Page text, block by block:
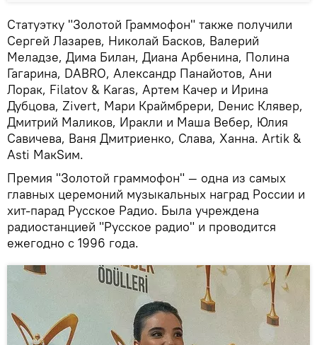
Статуэтку "Золотой Граммофон" также получили
Сергей Лазарев, Николай Басков, Валерий
Меладзе, Дима Билан, Диана Арбенина, Полина
Гагарина, DABRO, Александр Панайотов, Ани
Лорак, Filatov & Karas, Артем Качер и Ирина
Дубцова, Zivert, Мари Краймбрери, Dенис Клявер,
Дмитрий Маликов, Иракли и Маша Вебер, Юлия
Савичева, Ваня Дмитриенко, Слава, Ханна. Artik &
Asti МакSим.
Премия "Золотой граммофон" — одна из самых
главных церемоний музыкальных наград России и
хит-парад Русское Радио. Была учреждена
радиостанцией "Русское радио" и проводится
ежегодно с 1996 года.